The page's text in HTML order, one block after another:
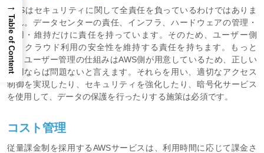
AWSはセキュリティに関して全責任を負っているわけではありま
せん。データセンターの責任、インフラ、ハードウェアの管理・
運用・維持だけに責任を持っています。そのため、ユーザー側
は、クラウド利用の安全性を維持する責任を持ちます。もっと
も、ユーザー管理の仕組みはAWS側が用意しているため、正しい
利用ならば問題ないと言えます。それらを用い、適切なアクセス
制御を実現したり、セキュリティを強化したり、暗号化サービス
を使用して、データの保護を行ったりする施策は必須です。
コスト管理
従量課金制を採用するAWSサービスは、利用時間に応じて課金さ
→
Table of Content